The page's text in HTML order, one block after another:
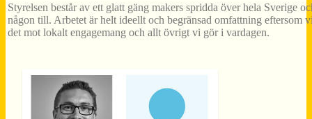
Styrelsen består av ett glatt gäng makers spridda över hela Sverige
någon till. Arbetet är helt ideellt och begränsad omfattning eftersom
det mot lokalt engagemang och allt övrigt vi gör i vardagen.